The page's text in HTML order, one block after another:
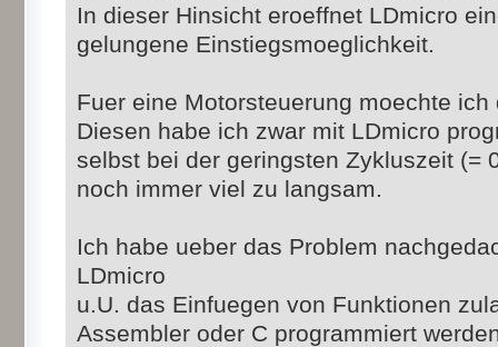
In dieser Hinsicht eroeffnet LDmicro
gelungene Einstiegsmoeglichkeit.
Fuer eine Motorsteuerung moechte
Diesen habe ich zwar mit LDmicro
selbst bei der geringsten Zykluszeit (=
noch immer viel zu langsam.
Ich habe ueber das Problem
LDmicro
u.U. das Einfuegen von Funktionen
Assembler oder C programmiert